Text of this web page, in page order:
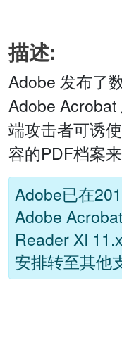
描述:
Adobe 发布了
Adobe
端攻击者可诱
容的PDF档案
Adobe已在
Adobe
Reader XI
安排转至其他